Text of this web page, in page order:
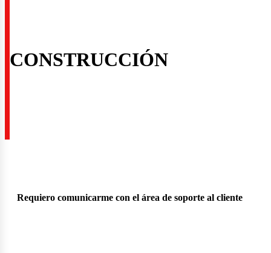
CONSTRUCCIÓN
Requiero comunicarme con el área de soporte al cliente